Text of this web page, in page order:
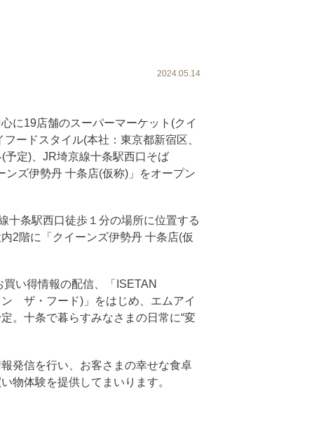
2024.05.14
に19店舗のスーパーマーケット(クイ
ードスタイル(本社：東京都新宿区、
予定)、JR埼京線十条駅西口そば
ンズ伊勢丹 十条店(仮称)」をオープン
十条駅西口徒歩１分の場所に位置する
2階に「クイーンズ伊勢丹 十条店(仮
い得情報の配信、「ISETAN
ザ・フード)」をはじめ、エムアイ
。十条で暮らすみなさまの日常に“変
発信を行い、お客さまの幸せな食卓
物体験を提供してまいります。